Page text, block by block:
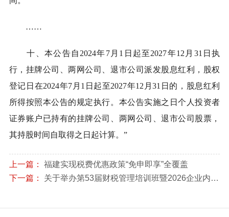
……
十、本公告自2024年7月 1 日起至2027年12月 31 日执
行，挂牌公司、两网公司、退市公司派发股息红利，股权
登记日在2024年7月 1 日起至2027年12月31 日的，股息红利
所得按照本公告的规定执行。本公告实施之日个人投资者
证券账户已持有的挂牌公司、两网公司、退市公司股票，
其持股时间自取得之日起计算。”
上一篇：
福建实现税费优惠政策“免申即享”全覆盖
下一篇：
关于举办第53届财税管理培训班暨2026企业内部应税行为全链条风险扫描与稽查风险应对实战专题培训的通知